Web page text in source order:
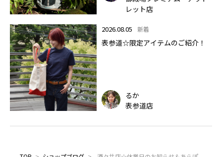
レット店
2026.08.05 新着
表参道☆限定アイテムのご紹介！
るか
表参道店